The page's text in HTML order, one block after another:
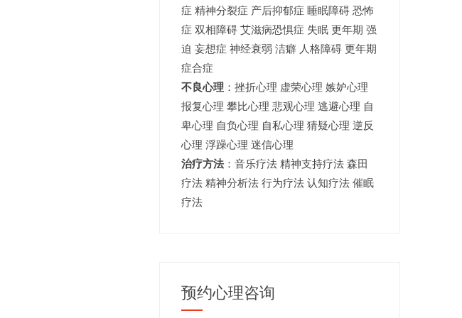
症 精神分裂症 产后抑郁症 睡眠障碍 恐怖
症 双相障碍 艾滋病恐惧症 失眠 更年期 强
迫 妄想症 神经衰弱 洁癖 人格障碍 更年期
症合症
不良心理：挫折心理 虚荣心理 嫉妒心理
报复心理 攀比心理 悲观心理 逃避心理 自
卑心理 自负心理 自私心理 猜疑心理 逆反
心理 浮躁心理 迷信心理
治疗方法：音乐疗法 精神支持疗法 森田
疗法 精神分析法 行为疗法 认知疗法 催眠
疗法
预约心理咨询